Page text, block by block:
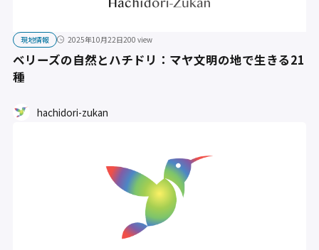
現地情報 2025年10月22日200 view
ベリーズの自然とハチドリ：マヤ文明の地で生きる21
種
hachidori-zukan